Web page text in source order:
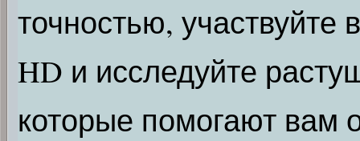
точностью, участвуйте
HD и исследуйте
которые помогают вам